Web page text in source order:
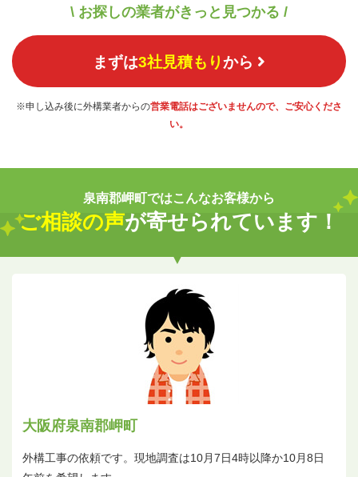
\ お探しの業者がきっと見つかる /
まずは3社見積もりから
※申し込み後に外構業者からの営業電話はございませんので、ご安心くださ
い。
泉南郡岬町ではこんなお客様から
ご相談の声が寄せられています！
大阪府泉南郡岬町
外構工事の依頼です。現地調査は10月7日4時以降か10月8日